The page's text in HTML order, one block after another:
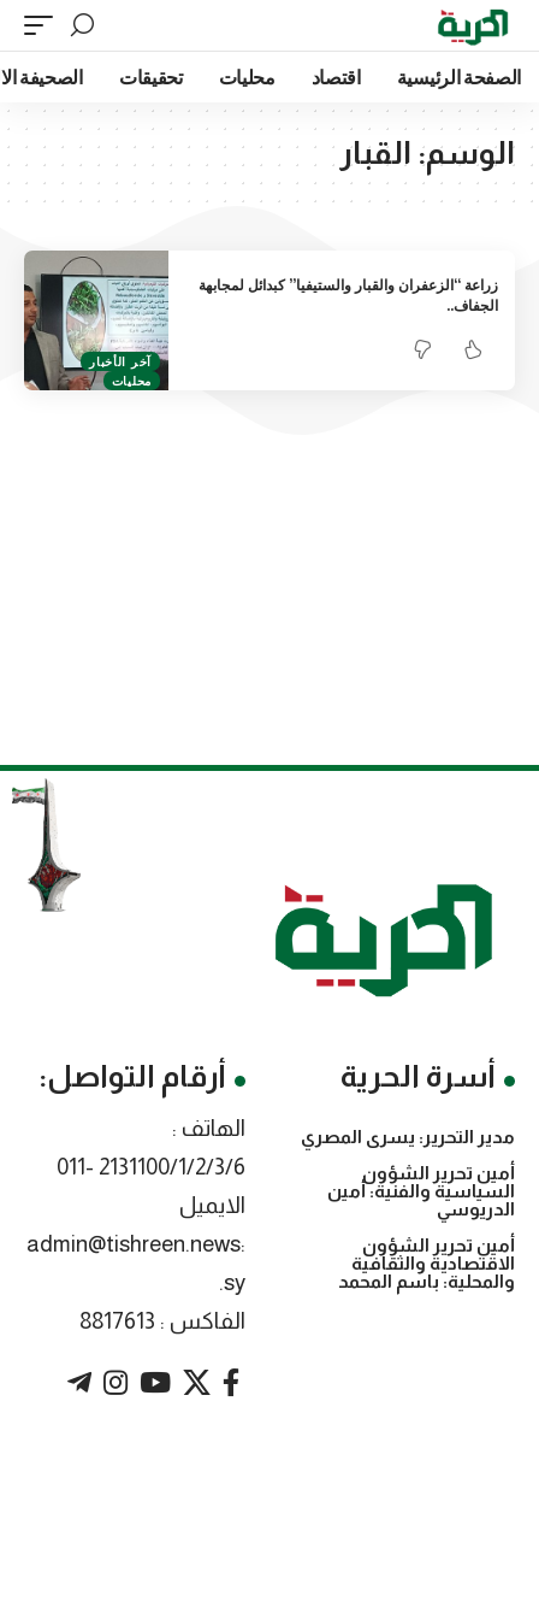
الصفحة الرئيسية اقتصاد محليات تحقيقات الصحيفة
الوسم: القبار
آخر الأخبار
محليات
زراعة “الزعفران والقبار والستيفيا” كبدائل لمجابهة
الجفاف..
أسرة الحرية
مدير التحرير: يسرى المصري
أمين تحرير الشؤون
السياسية والفنية: أمين
الدريوسي
أمين تحرير الشؤون
الاقتصادية والثقافية
والمحلية: باسم المحمد
أرقام التواصل:
الهاتف :
2131100/1/2/3/6 -011
الايميل
:admin@tishreen.news
.sy
الفاكس : 8817613